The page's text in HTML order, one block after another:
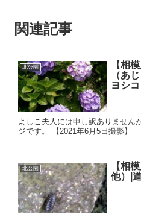
関連記事
北公園
【相
（あ
ヨシコ
よしこ夫人には申し訳ありません
ジです。 【2021年6月5日撮影】
北公園
【相
他）|